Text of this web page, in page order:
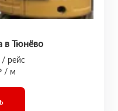
в Тюнёво
/ рейс
/ м